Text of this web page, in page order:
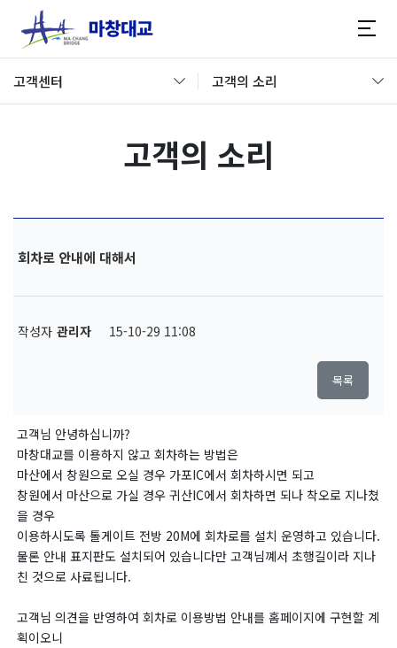
고객센터 고객의 소리
고객의 소리
회차로 안내에 대해서
작성자 관리자 15-10-29 11:08
목록
고객님 안녕하십니까?
마창대교를 이용하지 않고 회차하는 방법은
마산에서 창원으로 오실 경우 가포IC에서 회차하시면 되고
창원에서 마산으로 가실 경우 귀산IC에서 회차하면 되나 착오로 지나쳤
을 경우
이용하시도록 톨게이트 전방 20M에 회차로를 설치 운영하고 있습니다.
물론 안내 표지판도 설치되어 있습니다만 고객님꼐서 초행길이라 지나
친 것으로 사료됩니다.
고객님 의견을 반영하여 회차로 이용방법 안내를 홈페이지에 구현할 계
획이오니